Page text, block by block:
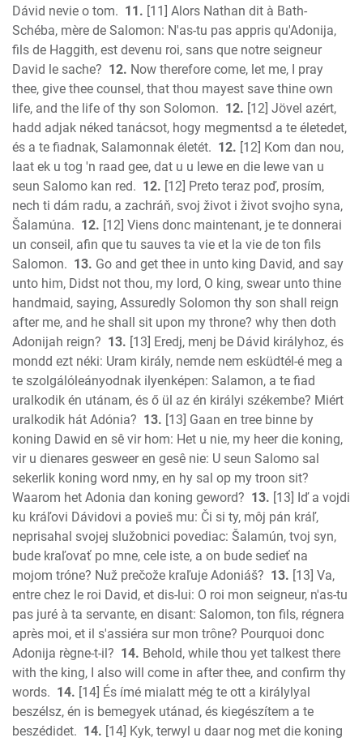
Dávid nevie o tom. 11. [11] Alors Nathan dit à Bath-
Schéba, mère de Salomon: N'as-tu pas appris qu'Adonija,
fils de Haggith, est devenu roi, sans que notre seigneur
David le sache? 12. Now therefore come, let me, I pray
thee, give thee counsel, that thou mayest save thine own
life, and the life of thy son Solomon. 12. [12] Jövel azért,
hadd adjak néked tanácsot, hogy megmentsd a te életedet,
és a te fiadnak, Salamonnak életét. 12. [12] Kom dan nou,
laat ek u tog 'n raad gee, dat u u lewe en die lewe van u
seun Salomo kan red. 12. [12] Preto teraz poď, prosím,
nech ti dám radu, a zachráň, svoj život i život svojho syna,
Šalamúna. 12. [12] Viens donc maintenant, je te donnerai
un conseil, afin que tu sauves ta vie et la vie de ton fils
Salomon. 13. Go and get thee in unto king David, and say
unto him, Didst not thou, my lord, O king, swear unto thine
handmaid, saying, Assuredly Solomon thy son shall reign
after me, and he shall sit upon my throne? why then doth
Adonijah reign? 13. [13] Eredj, menj be Dávid királyhoz, és
mondd ezt néki: Uram király, nemde nem esküdtél-é meg a
te szolgálóleányodnak ilyenképen: Salamon, a te fiad
uralkodik én utánam, és ő ül az én királyi székembe? Miért
uralkodik hát Adónia? 13. [13] Gaan en tree binne by
koning Dawid en sê vir hom: Het u nie, my heer die koning,
vir u dienares gesweer en gesê nie: U seun Salomo sal
sekerlik koning word nmy, en hy sal op my troon sit?
Waarom het Adonia dan koning geword? 13. [13] Iď a vojdi
ku kráľovi Dávidovi a povieš mu: Či si ty, môj pán kráľ,
neprisahal svojej služobnici povediac: Šalamún, tvoj syn,
bude kraľovať po mne, cele iste, a on bude sedieť na
mojom tróne? Nuž prečože kraľuje Adoniáš? 13. [13] Va,
entre chez le roi David, et dis-lui: O roi mon seigneur, n'as-tu
pas juré à ta servante, en disant: Salomon, ton fils, régnera
après moi, et il s'assiéra sur mon trône? Pourquoi donc
Adonija règne-t-il? 14. Behold, while thou yet talkest there
with the king, I also will come in after thee, and confirm thy
words. 14. [14] És ímé mialatt még te ott a királylyal
beszélsz, én is bemegyek utánad, és kiegészítem a te
beszédidet. 14. [14] Kyk, terwyl u daar nog met die koning